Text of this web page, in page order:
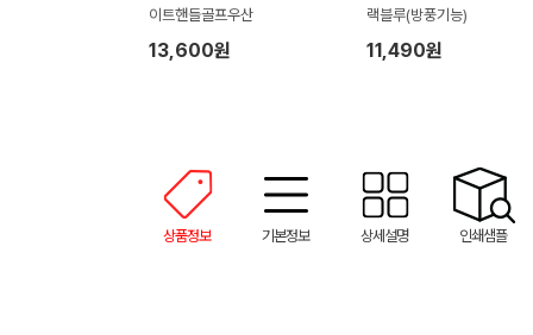
이트핸들골프우산
13,600원
랙블루(방풍기능)
11,490원
상품정보 기본정보 상세설명 인쇄샘플